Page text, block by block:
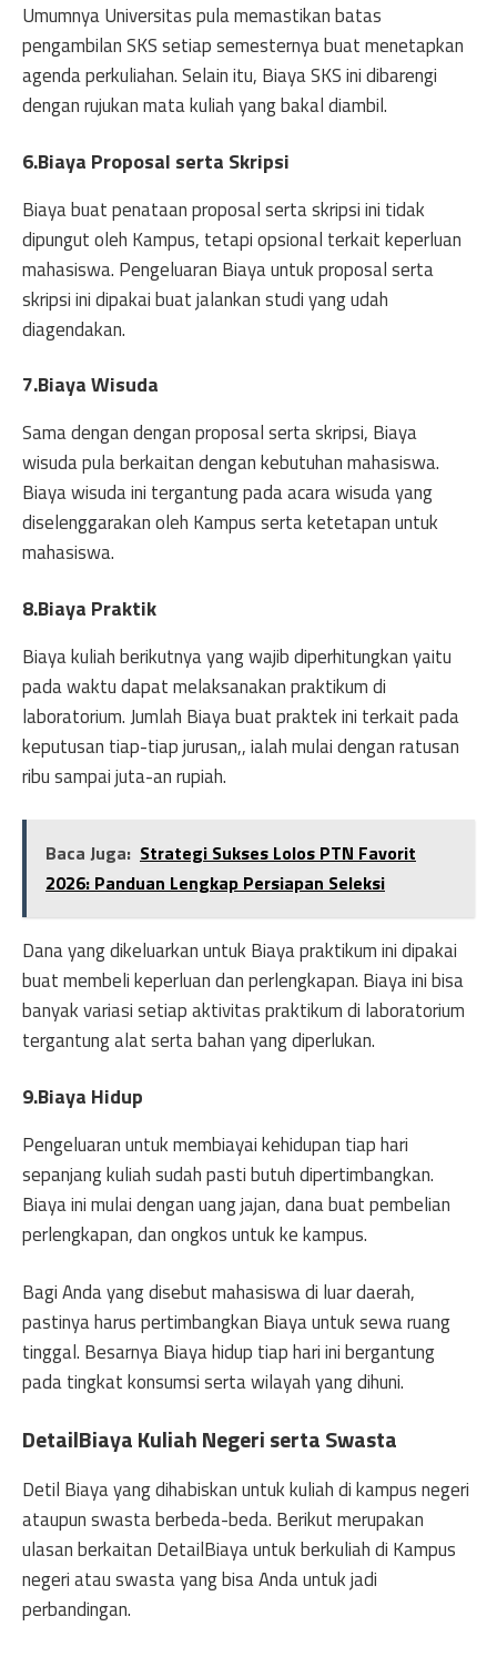
Umumnya Universitas pula memastikan batas
pengambilan SKS setiap semesternya buat menetapkan
agenda perkuliahan. Selain itu, Biaya SKS ini dibarengi
dengan rujukan mata kuliah yang bakal diambil.
6.Biaya Proposal serta Skripsi
Biaya buat penataan proposal serta skripsi ini tidak
dipungut oleh Kampus, tetapi opsional terkait keperluan
mahasiswa. Pengeluaran Biaya untuk proposal serta
skripsi ini dipakai buat jalankan studi yang udah
diagendakan.
7.Biaya Wisuda
Sama dengan dengan proposal serta skripsi, Biaya
wisuda pula berkaitan dengan kebutuhan mahasiswa.
Biaya wisuda ini tergantung pada acara wisuda yang
diselenggarakan oleh Kampus serta ketetapan untuk
mahasiswa.
8.Biaya Praktik
Biaya kuliah berikutnya yang wajib diperhitungkan yaitu
pada waktu dapat melaksanakan praktikum di
laboratorium. Jumlah Biaya buat praktek ini terkait pada
keputusan tiap-tiap jurusan,, ialah mulai dengan ratusan
ribu sampai juta-an rupiah.
Baca Juga: Strategi Sukses Lolos PTN Favorit
2026: Panduan Lengkap Persiapan Seleksi
Dana yang dikeluarkan untuk Biaya praktikum ini dipakai
buat membeli keperluan dan perlengkapan. Biaya ini bisa
banyak variasi setiap aktivitas praktikum di laboratorium
tergantung alat serta bahan yang diperlukan.
9.Biaya Hidup
Pengeluaran untuk membiayai kehidupan tiap hari
sepanjang kuliah sudah pasti butuh dipertimbangkan.
Biaya ini mulai dengan uang jajan, dana buat pembelian
perlengkapan, dan ongkos untuk ke kampus.
Bagi Anda yang disebut mahasiswa di luar daerah,
pastinya harus pertimbangkan Biaya untuk sewa ruang
tinggal. Besarnya Biaya hidup tiap hari ini bergantung
pada tingkat konsumsi serta wilayah yang dihuni.
DetailBiaya Kuliah Negeri serta Swasta
Detil Biaya yang dihabiskan untuk kuliah di kampus negeri
ataupun swasta berbeda-beda. Berikut merupakan
ulasan berkaitan DetailBiaya untuk berkuliah di Kampus
negeri atau swasta yang bisa Anda untuk jadi
perbandingan.